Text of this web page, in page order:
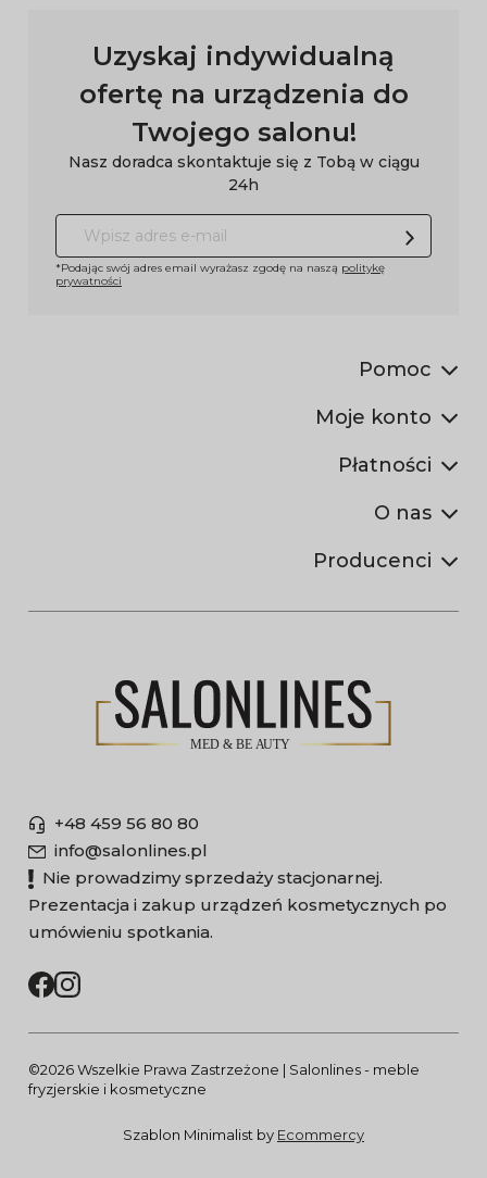
Uzyskaj indywidualną
ofertę na urządzenia do
Twojego salonu!
Nasz doradca skontaktuje się z Tobą w ciągu
24h
*Podając swój adres email wyrażasz zgodę na naszą politykę
prywatności
Pomoc
Moje konto
Płatności
O nas
Producenci
+48 459 56 80 80
info@salonlines.pl
Nie prowadzimy sprzedaży stacjonarnej.
Prezentacja i zakup urządzeń kosmetycznych po
umówieniu spotkania.
©2026 Wszelkie Prawa Zastrzeżone | Salonlines - meble
fryzjerskie i kosmetyczne
Szablon Minimalist by Ecommercy